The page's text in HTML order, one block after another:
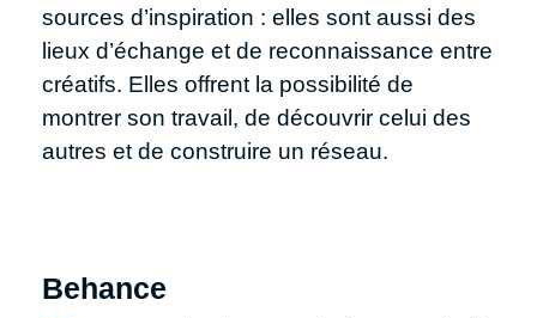
sources d’inspiration : elles sont aussi des
lieux d’échange et de reconnaissance entre
créatifs. Elles offrent la possibilité de
montrer son travail, de découvrir celui des
autres et de construire un réseau.
Behance